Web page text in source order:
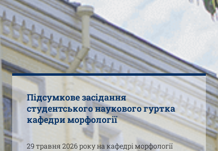
Підсумкове засідання
студентського наукового гуртка
кафедри морфології
29 травня 2026 року на кафедрі морфології